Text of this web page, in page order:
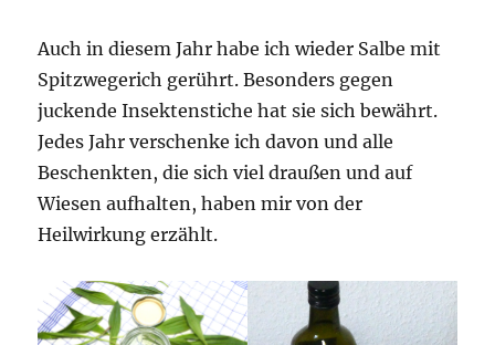
Auch in diesem Jahr habe ich wieder Salbe mit
Spitzwegerich gerührt. Besonders gegen
juckende Insektenstiche hat sie sich bewährt.
Jedes Jahr verschenke ich davon und alle
Beschenkten, die sich viel draußen und auf
Wiesen aufhalten, haben mir von der
Heilwirkung erzählt.